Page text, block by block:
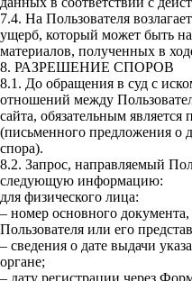
7.4. На Пользователя
ущерб, который может быть
материалов, полученных в
8. РАЗРЕШЕНИЕ СПОРОВ
8.1. До обращения в суд с
отношений между
сайта, обязательным является
(письменного предложения о
спора).
8.2. Запрос, направляемый
следующую информацию:
для физического лица:
– номер основного
Пользователя или его
– сведения о дате выдачи
органе;
– дату регистрации через